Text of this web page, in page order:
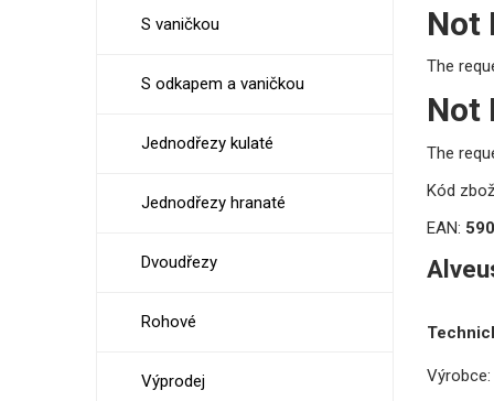
Not
The
Not
The
Kód
EAN:
Výrobce:
S vaničkou
S odkapem a vaničkou
Jednodřezy kulaté
Jednodřezy hranaté
Dvoudřezy
Rohové
Výprodej